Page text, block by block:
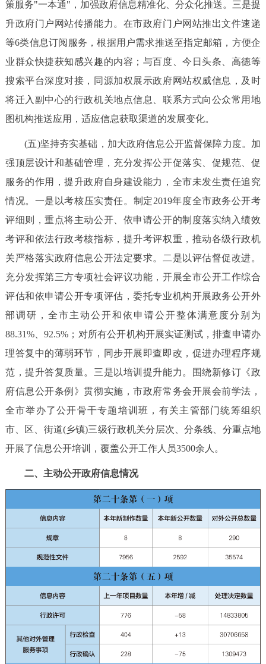
策服务"一本通"，加强政府信息精准化、分众化推送。三是提
升政府门户网站传播能力。在市政府门户网站推出文件速递
等6类信息订阅服务，根据用户需求推送至指定邮箱，方便企
业群众快捷获知感兴趣的内容；与百度、今日头条、高德等
搜索平台深度对接，同源加权展示政府网站权威信息，及时
将迁入副中心的行政机关地点信息、联系方式向公众常用地
图机构推送应用，适应信息获取渠道的发展变化。
(五)坚持夯实基础，加大政府信息公开监督保障力度。加
强顶层设计和基础管理，充分发挥公开促落实、促规范、促
服务的作用，提升政府自身建设能力，全市未发生责任追究
情况。一是以考核压实责任。制定2019年度全市政务公开考
评细则，重点将主动公开、依申请公开的制度落实纳入绩效
考评和依法行政考核指标，提升考评权重，推动各级行政机
关严格落实政府信息公开法定要求。二是以评估督促改进。
充分发挥第三方专项社会评议功能，开展全市公开工作综合
评估和依申请公开专项评估，委托专业机构开展政务公开外
部调研，全市主动公开和依申请公开整体满意度分别为
88.31%、92.5%；对所有公开机构开展实证测试，排查申请办
理答复中的薄弱环节，同步开展即查即改，促进办理程序规
范，提升答复质量。三是以培训提升能力。围绕新修订《政
府信息公开条例》贯彻实施，市政府常务会开展会前学法，
全市举办了公开骨干专题培训班，有关主管部门统筹组织
市、区、街道(乡镇)三级行政机关分层次、分条线、分重点地
开展了信息公开培训，覆盖公开工作人员3500余人。
二、主动公开政府信息情况